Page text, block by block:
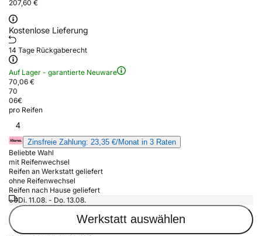
207,60 €
Kostenlose Lieferung
14 Tage Rückgaberecht
Auf Lager - garantierte Neuware
70,06 €
70
06€
pro Reifen
4
Zinsfreie Zahlung: 23,35 €/Monat in 3 Raten
Beliebte Wahl
mit Reifenwechsel
Reifen an Werkstatt geliefert
ohne Reifenwechsel
Reifen nach Hause geliefert
Di. 11.08. - Do. 13.08.
Werkstatt auswählen